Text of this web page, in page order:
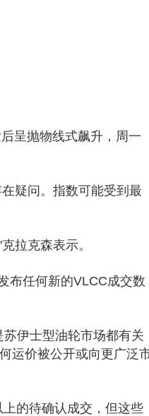
呈抛物线式飙升，周一
疑问。指数可能受到最
拉克森表示。
布任何新的VLCC成交数
伊士型油轮市场都有关
运价被公开或向更广泛
的待确认成交，但这些